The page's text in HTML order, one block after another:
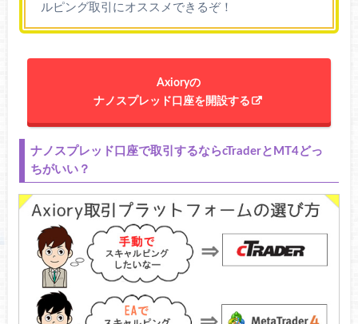
最小注文数
最大注文数
100,000,000 通貨
（【MT4】1,000lot 【cTrader】100,000K）
両建て 可（無制限）
スキャルピン
グ
自動売買 可（無制限）
ルピング取引にオススメできるぞ！
Axioryの
ナノスプレッド口座を開設する
ナノスプレッド口座で取引するならcTraderとMT4どっ
ちがいい？